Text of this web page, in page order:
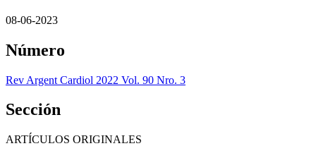
08-06-2023
Número
Rev Argent Cardiol 2022 Vol. 90 Nro. 3
Sección
ARTÍCULOS ORIGINALES